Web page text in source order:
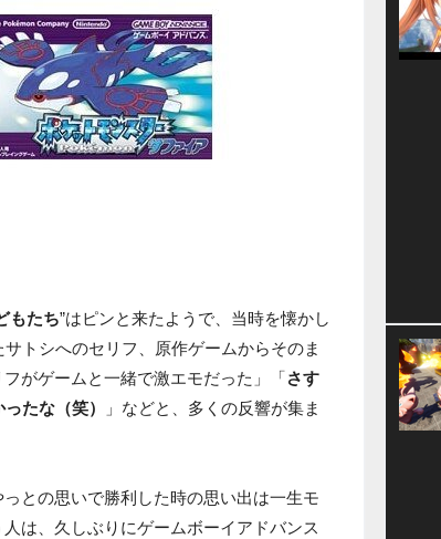
もたち”はピンと来たようで、当時を懐かし
トシへのセリフ、原作ゲームからそのま
がゲームと一緒で激エモだった」「さす
たな（笑）
」などと、多くの反響が集ま
との思いで勝利した時の思い出は一生モ
は、久しぶりにゲームボーイアドバンス